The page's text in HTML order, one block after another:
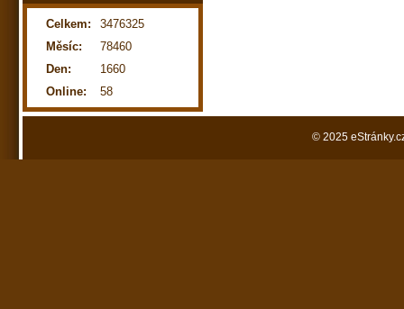
Online: 58
Celkem:
3476325
Měsíc:
78460
Den:
1660
© 2025